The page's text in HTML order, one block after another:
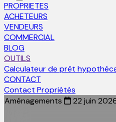
PROPRIETES
ACHETEURS
VENDEURS
COMMERCIAL
BLOG
OUTILS
Calculateur de prêt
CONTACT
Contact Propriétés
Aménagements
22 juin